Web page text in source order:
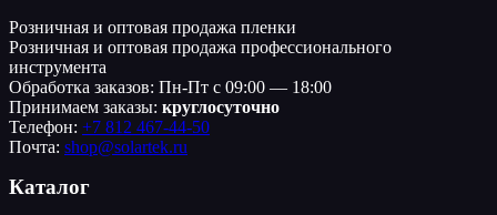
Розничная и оптовая продажа пленки
Розничная и оптовая продажа профессионального
инструмента
Обработка заказов: Пн-Пт с 09:00 — 18:00
Принимаем заказы: круглосуточно
Телефон: +7 812 467-44-50
Почта: shop@solartek.ru
Каталог